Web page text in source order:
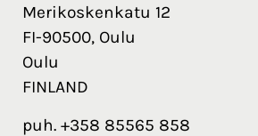
Merikoskenkatu 12
FI-90500, Oulu
Oulu
FINLAND
puh. +358 85565 858